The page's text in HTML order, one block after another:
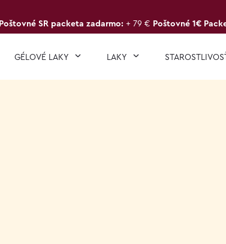
Poštovné SR packeta zadarmo: + 79 € Poštovné 1€
GÉLOVÉ LAKY LAKY